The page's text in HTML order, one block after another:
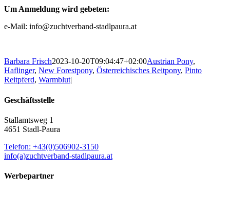
Um Anmeldung wird gebeten:
e-Mail: info@zuchtverband-stadlpaura.at
Barbara Frisch2023-10-20T09:04:47+02:00Austrian Pony,
Haflinger, New Forestpony, Österreichisches Reitpony, Pinto
Reitpferd, Warmblut|
Geschäftsstelle
Stallamtsweg 1
4651 Stadl-Paura
Telefon: +43(0)506902-3150
info(a)zuchtverband-stadlpaura.at
Werbepartner